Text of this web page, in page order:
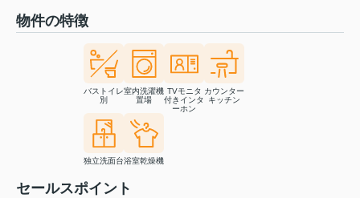
物件の特徴
バストイレ
別
室内洗濯機
置場
TVモニタ
付きインタ
ーホン
カウンター
キッチン
独立洗面台浴室乾燥機
セールスポイント